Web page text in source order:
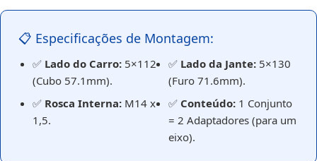
📋 Especificações de Montagem:
✅ Lado do Carro: 5×112
(Cubo 57.1mm).
✅ Lado da Jante: 5×130
(Furo 71.6mm).
✅ Rosca Interna: M14 x
1,5.
✅ Conteúdo: 1 Conjunto
= 2 Adaptadores (para um
eixo).